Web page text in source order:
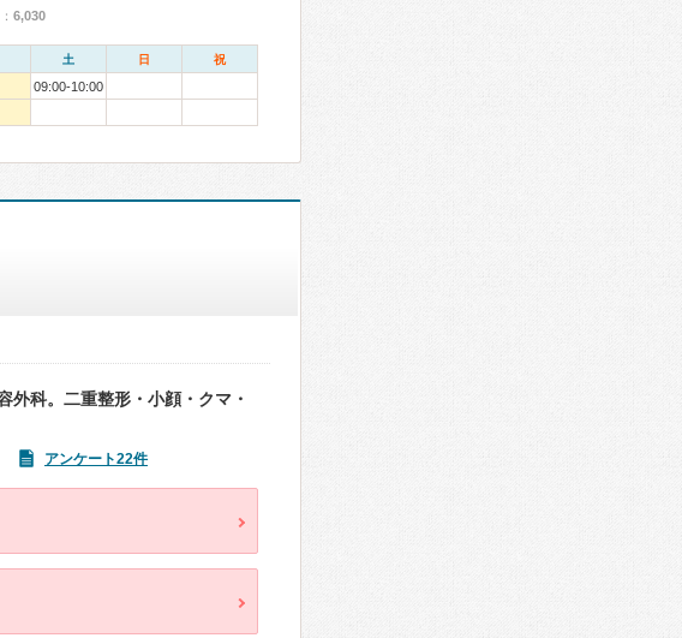
6,030
土 日 祝
09:00-10:00
外科。二重整形・小顔・クマ・
アンケート22件